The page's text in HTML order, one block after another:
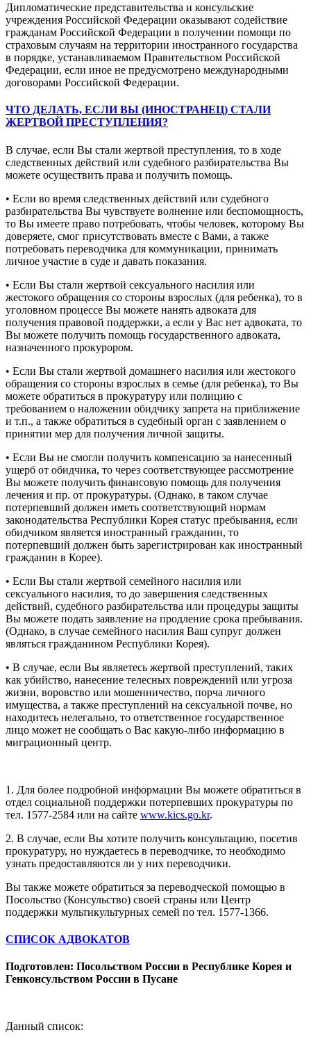
Дипломатические представительства и консульские
учреждения Российской Федерации оказывают содействие
гражданам Российской Федерации в получении помощи по
страховым случаям на территории иностранного государства
в порядке, устанавливаемом Правительством Российской
Федерации, если иное не предусмотрено международными
договорами Российской Федерации.
ЧТО ДЕЛАТЬ, ЕСЛИ ВЫ (ИНОСТРАНЕЦ) СТАЛИ
ЖЕРТВОЙ ПРЕСТУПЛЕНИЯ?
В случае, если Вы стали жертвой преступления, то в ходе
следственных действий или судебного разбирательства Вы
можете осуществить права и получить помощь.
• Если во время следственных действий или судебного
разбирательства Вы чувствуете волнение или беспомощность,
то Вы имеете право потребовать, чтобы человек, которому Вы
доверяете, смог присутствовать вместе с Вами, а также
потребовать переводчика для коммуникации, принимать
личное участие в суде и давать показания.
• Если Вы стали жертвой сексуального насилия или
жестокого обращения со стороны взрослых (для ребенка), то в
уголовном процессе Вы можете нанять адвоката для
получения правовой поддержки, а если у Вас нет адвоката, то
Вы можете получить помощь государственного адвоката,
назначенного прокурором.
• Если Вы стали жертвой домашнего насилия или жестокого
обращения со стороны взрослых в семье (для ребенка), то Вы
можете обратиться в прокуратуру или полицию с
требованием о наложении обидчику запрета на приближение
и т.п., а также обратиться в судебный орган с заявлением о
принятии мер для получения личной защиты.
• Если Вы не смогли получить компенсацию за нанесенный
ущерб от обидчика, то через соответствующее рассмотрение
Вы можете получить финансовую помощь для получения
лечения и пр. от прокуратуры. (Однако, в таком случае
потерпевший должен иметь соответствующий нормам
законодательства Республики Корея статус пребывания, если
обидчиком является иностранный гражданин, то
потерпевший должен быть зарегистрирован как иностранный
гражданин в Корее).
• Если Вы стали жертвой семейного насилия или
сексуального насилия, то до завершения следственных
действий, судебного разбирательства или процедуры защиты
Вы можете подать заявление на продление срока пребывания.
(Однако, в случае семейного насилия Ваш супруг должен
являться гражданином Республики Корея).
• В случае, если Вы являетесь жертвой преступлений, таких
как убийство, нанесение телесных повреждений или угроза
жизни, воровство или мошенничество, порча личного
имущества, а также преступлений на сексуальной почве, но
находитесь нелегально, то ответственное государственное
лицо может не сообщать о Вас какую-либо информацию в
миграционный центр.
1. Для более подробной информации Вы можете обратиться в
отдел социальной поддержки потерпевших прокуратуры по
тел. 1577-2584 или на сайте www.kics.go.kr.
2. В случае, если Вы хотите получить консультацию, посетив
прокуратуру, но нуждаетесь в переводчике, то необходимо
узнать предоставляются ли у них переводчики.
Вы также можете обратиться за переводческой помощью в
Посольство (Консульство) своей страны или Центр
поддержки мультикультурных семей по тел. 1577-1366.
СПИСОК АДВОКАТОВ
Подготовлен: Посольством России в Республике Корея и
Генконсульством России в Пусане
Данный список: